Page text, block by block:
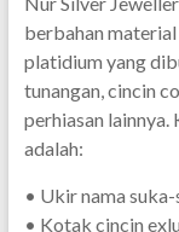
berbahan
platidium yang
tunangan, cincin
perhiasan
adalah:
• Ukir nama suka-
• Kotak cincin